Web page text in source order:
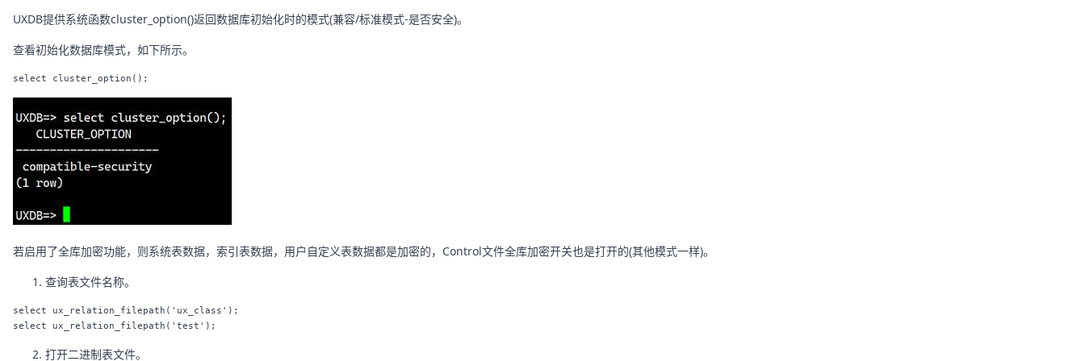
UXDB提供系统函数cluster_option()返回数据库初始化时的模式(兼容/标准模式-是否安全)。
查看初始化数据库模式，如下所示。
若启用了全库加密功能，则系统表数据，索引表数据，用户自定义表数据都是加密的，Control文件全库加密开关也是打开的(其他模式一样)。
查询表文件名称。
select ux_relation_filepath('ux_class');
打开二进制表文件。